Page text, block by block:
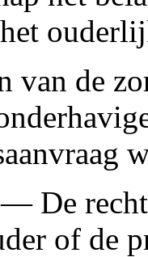
van de
De
of de